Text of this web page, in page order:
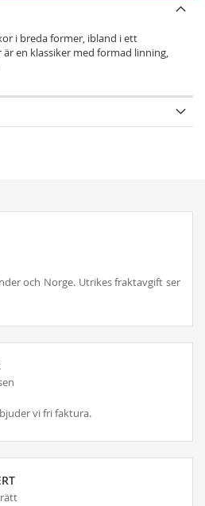
i breda former, ibland i ett
en klassiker med formad linning,
och Norge. Utrikes fraktavgift ser
vi fri faktura.